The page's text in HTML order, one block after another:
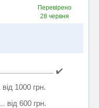
Перевірено
28 червня
✔️
від 1000 грн.
від 600 грн.